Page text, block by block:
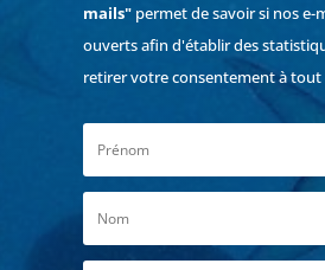
mails"permet de savoir si nos e-
ouverts afin d'établir des
retirer votre consentement à